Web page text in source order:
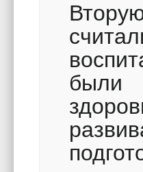
были